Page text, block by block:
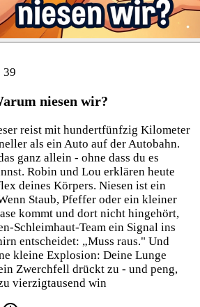
39
niesen wir?
reist mit hundertfünfzig Kilometer
als ein Auto auf der Autobahn.
ganz allein - ohne dass du es
Robin und Lou erklären heute
deines Körpers. Niesen ist ein
Staub, Pfeffer oder ein kleiner
kommt und dort nicht hingehört,
Schleimhaut-Team ein Signal ins
entscheidet: „Muss raus." Und
kleine Explosion: Deine Lunge
Zwerchfell drückt zu - und peng,
vierzigtausend win